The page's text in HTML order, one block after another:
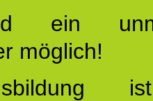
ein
möglich!